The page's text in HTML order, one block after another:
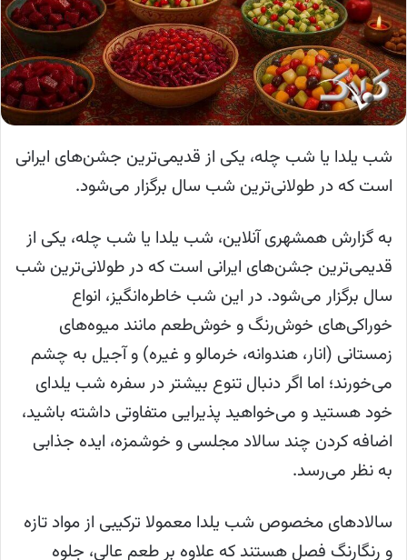
شب یلدا یا شب چله، یکی از قدیمی‌ترین جشن‌های ایرانی
است که در طولانی‌ترین شب سال برگزار می‌شود.
به گزارش همشهری آنلاین، شب یلدا یا شب چله، یکی از
قدیمی‌ترین جشن‌های ایرانی است که در طولانی‌ترین شب
سال برگزار می‌شود. در این شب خاطره‌انگیز، انواع
خوراکی‌های خوش‌رنگ و خوش‌طعم مانند میوه‌های
زمستانی (انار، هندوانه، خرمالو و غیره) و آجیل به چشم
می‌خورند؛ اما اگر دنبال تنوع بیشتر در سفره شب یلدای
خود هستید و می‌خواهید پذیرایی متفاوتی داشته باشید،
اضافه کردن چند سالاد مجلسی و خوشمزه، ایده جذابی
به نظر می‌رسد.
سالادهای مخصوص شب یلدا معمولا ترکیبی از مواد تازه
و رنگارنگ فصل هستند که علاوه بر طعم عالی، جلوه